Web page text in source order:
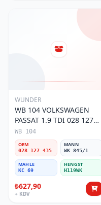
WUNDER
WB 104 VOLKSWAGEN
PASSAT 1.9 TDI 028 127
435 Yakıt/Mazot Filtresi
WB 104
OEM
028 127 435
MANN
WK 845/1
MAHLE
KC 69
HENGST
H119WK
₺627,90
+ KDV